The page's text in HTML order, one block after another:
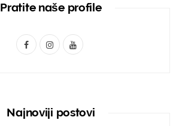
Pratite naše profile
F
I
t
Y
T
Najnoviji postovi